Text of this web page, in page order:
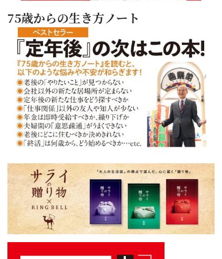
75歳からの生き方ノート